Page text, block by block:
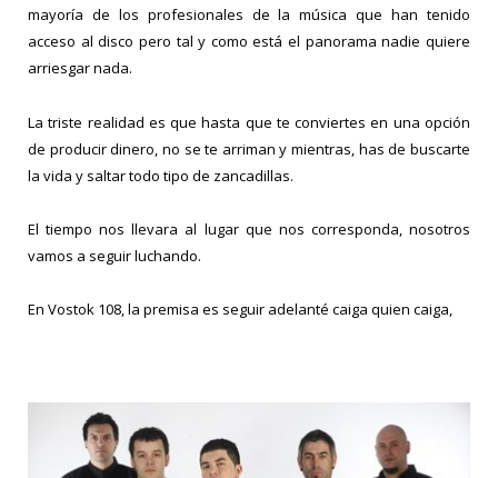
mayoría de los profesionales de la música que han tenido
acceso al disco pero tal y como está el panorama nadie quiere
arriesgar nada.
La triste realidad es que hasta que te conviertes en una opción
de producir dinero, no se te arriman y mientras, has de buscarte
la vida y saltar todo tipo de zancadillas.
El tiempo nos llevara al lugar que nos corresponda, nosotros
vamos a seguir luchando.
En Vostok 108, la premisa es seguir adelanté caiga quien caiga,